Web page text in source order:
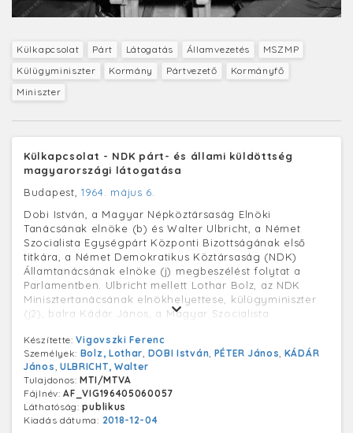
Külkapcsolat Párt Látogatás Államvezetés
MSZMP
Külügyminiszter
Kormány Pártvezető
Kormányfő
Miniszter
Külkapcsolat - NDK párt- és állami küldöttség
magyarországi látogatása
Budapest, 1964. május 6.
Dobi István, a Magyar Népköztársaság Elnöki
Tanácsának elnöke (b) és Walter Ulbricht, a Német
Szocialista Egységpárt Központi Bizottságának első
titkára, a Német Demokratikus Köztársaság (NDK)
Államtanácsának elnöke (j) megbeszélést folytat a
Parlamentben. Ulbricht mellett Lothar Bolz, az NDK
Minisztertanácsának elnökhelyettese, külügyminiszter
(j2), balra Kádár János, a Magyar Szocialista
Minisztertanács elnöke (b2) és Péter János
külügyminiszter (b3).
Készítette:Vigovszki Ferenc
Személyek: Bolz, Lothar, DOBI István, PÉTER János, KÁDÁR
János, ULBRICHT, Walter
Tulajdonos:MTI/MTVA
Fájlnév:AF_VIG196405060057
Láthatóság:publikus
Kiadás dátuma: 2018-12-04